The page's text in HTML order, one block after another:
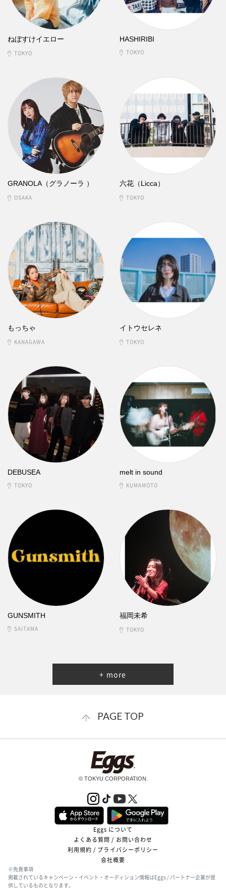
ねぼすけイエロー
TOKYO
HASHIRIBI
TOKYO
GRANOLA（グラノーラ ）
OSAKA
六花（Licca）
TOKYO
もっちゃ
KANAGAWA
イトウセレネ
TOKYO
DEBUSEA
TOKYO
melt in sound
KUMAMOTO
GUNSMITH
SAITAMA
福岡未希
TOKYO
+ more
PAGE TOP
© TOKYU CORPORATION.
Eggs について
よくある質問 / お問い合わせ
利用規約 / プライバシーポリシー
会社概要
※免責事項
掲載されているキャンペーン・イベント・オーディション情報はEggs / パートナー企業が提
供しているものとなります。